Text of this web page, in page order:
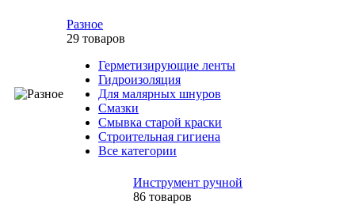
Разное
29 товаров
Герметизирующие ленты
Гидроизоляция
Для малярных шнуров
Смазки
Смывка старой краски
Строительная гигиена
Все категории
Инструмент ручной
86 товаров